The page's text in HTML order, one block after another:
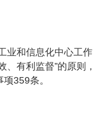
业和信息化中心工作
、有利监督”的原则
359条。